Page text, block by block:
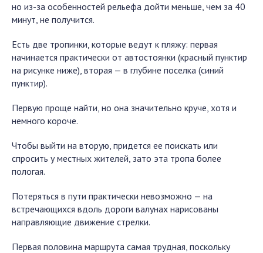
но из-за особенностей рельефа дойти меньше, чем за 40
минут, не получится.
Есть две тропинки, которые ведут к пляжу: первая
начинается практически от автостоянки (красный пунктир
на рисунке ниже), вторая — в глубине поселка (синий
пунктир).
Первую проще найти, но она значительно круче, хотя и
немного короче.
Чтобы выйти на вторую, придется ее поискать или
спросить у местных жителей, зато эта тропа более
пологая.
Потеряться в пути практически невозможно — на
встречающихся вдоль дороги валунах нарисованы
направляющие движение стрелки.
Первая половина маршрута самая трудная, поскольку